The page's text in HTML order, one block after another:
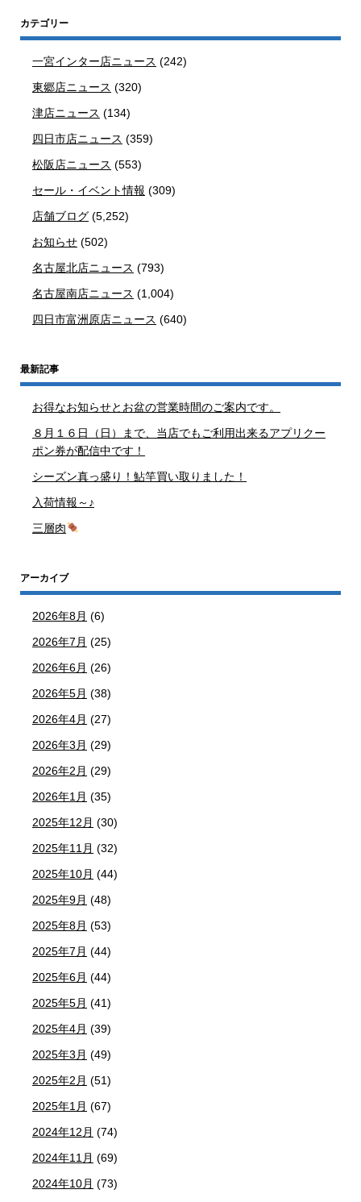
カテゴリー
一宮インター店ニュース (242)
東郷店ニュース (320)
津店ニュース (134)
四日市店ニュース (359)
松阪店ニュース (553)
セール・イベント情報 (309)
店舗ブログ (5,252)
お知らせ (502)
名古屋北店ニュース (793)
名古屋南店ニュース (1,004)
四日市富洲原店ニュース (640)
最新記事
お得なお知らせとお盆の営業時間のご案内です。
８月１６日（日）まで、当店でもご利用出来るアプリクー
ポン券が配信中です！
シーズン真っ盛り！鮎竿買い取りました！
入荷情報～♪
三層肉
アーカイブ
2026年8月 (6)
2026年7月 (25)
2026年6月 (26)
2026年5月 (38)
2026年4月 (27)
2026年3月 (29)
2026年2月 (29)
2026年1月 (35)
2025年12月 (30)
2025年11月 (32)
2025年10月 (44)
2025年9月 (48)
2025年8月 (53)
2025年7月 (44)
2025年6月 (44)
2025年5月 (41)
2025年4月 (39)
2025年3月 (49)
2025年2月 (51)
2025年1月 (67)
2024年12月 (74)
2024年11月 (69)
2024年10月 (73)